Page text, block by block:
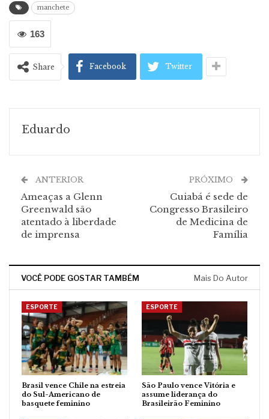
manchete
163
Share Facebook Twitter
Eduardo
ANTERIOR
Ameaças a Glenn
Greenwald são
atentado à liberdade
de imprensa
PRÓXIMO
Cuiabá é sede de
Congresso Brasileiro
de Medicina de
Família
VOCÊ PODE GOSTAR TAMBÉM Mais Do Autor
ESPORTE
Brasil vence Chile na estreia
do Sul-Americano de
basquete feminino
ESPORTE
São Paulo vence Vitória e
assume liderança do
Brasileirão Feminino